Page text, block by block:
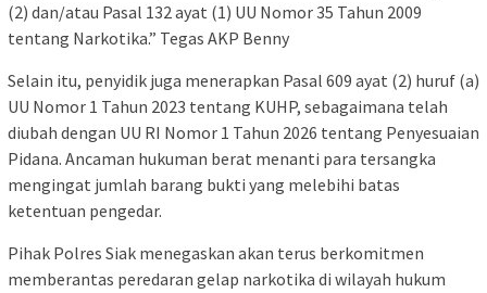
(2) dan/atau Pasal 132 ayat (1) UU Nomor 35 Tahun 2009
tentang Narkotika.” Tegas AKP Benny
Selain itu, penyidik juga menerapkan Pasal 609 ayat (2) huruf (a)
UU Nomor 1 Tahun 2023 tentang KUHP, sebagaimana telah
diubah dengan UU RI Nomor 1 Tahun 2026 tentang Penyesuaian
Pidana. Ancaman hukuman berat menanti para tersangka
mengingat jumlah barang bukti yang melebihi batas
ketentuan pengedar.
Pihak Polres Siak menegaskan akan terus berkomitmen
memberantas peredaran gelap narkotika di wilayah hukum